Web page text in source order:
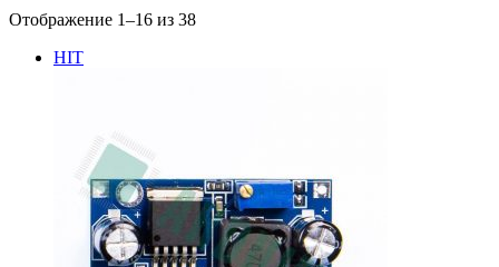
Отображение 1–16 из 38Сортировка:
HIT